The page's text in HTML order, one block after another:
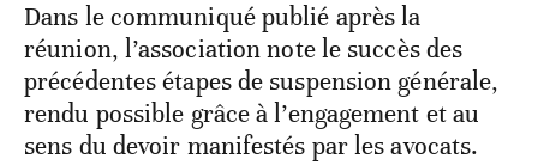
Dans le communiqué publié après la
réunion, l’association note le succès des
précédentes étapes de suspension générale,
rendu possible grâce à l’engagement et au
sens du devoir manifestés par les avocats.